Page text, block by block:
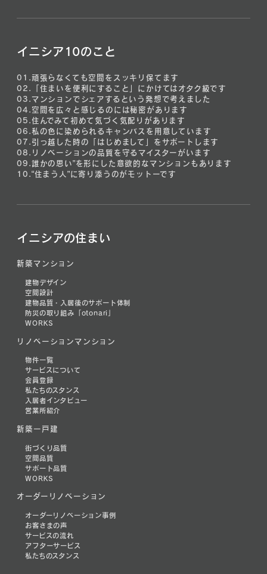
イニシア10のこと
01.頑張らなくても空間をスッキリ保てます
02.
「住まいを便利にすること」にかけてはオタク級です
03.マンションでシェアするという発想で考えました
04. 空間を広々と感じるのには秘密があります
05.住んでみて初めて気づく気配りがあります
06.私の色に染められるキャンバスを用意しています
07. 引っ越した時の「はじめまして」をサポートします
08. リノベーションの品質を守るマイスターがいます
09.誰かの思い”を形にした意欲的なマンションもあります
10.“住まう人”に寄り添うのがモットーです
イニシアの住まい
新築マンション
建物デザイン
空間設計
建物品質・入居後のサポート体制
防災の取り組み「otonari」
WORKS
リノベーションマンション
物件一覧
サービスについて
会員登録
私たちのスタンス
入居者インタビュー
営業所紹介
新築一戸建
街づくり品質
空間品質
サポート品質
WORKS
オーダーリノベーション
オーダーリノベーション事例
お客さまの声
サービスの流れ
アフターサービス
私たちのスタンス